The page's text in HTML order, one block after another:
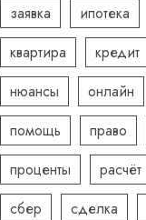
заявка
ипотека
квартира
кредит
нюансы
онлайн
помощь
право
проценты
расчёт
сбер
сделка